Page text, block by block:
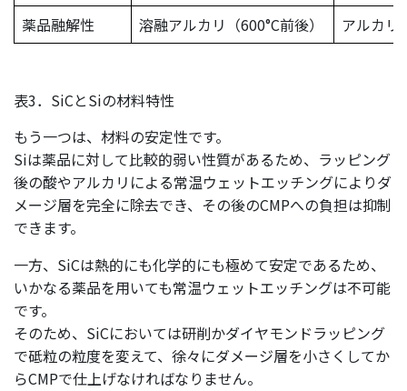
薬品融解性
溶融アルカリ（600°C前後） アルカリ
表3．SiCとSiの材料特性
もう一つは、材料の安定性です。
Siは薬品に対して比較的弱い性質があるため、ラッピング
後の酸やアルカリによる常温ウェットエッチングによりダ
メージ層を完全に除去でき、その後のCMPへの負担は抑制
できます。
一方、SiCは熱的にも化学的にも極めて安定であるため、
いかなる薬品を用いても常温ウェットエッチングは不可能
です。
そのため、SiCにおいては研削かダイヤモンドラッピング
で砥粒の粒度を変えて、徐々にダメージ層を小さくしてか
らCMPで仕上げなければなりません。